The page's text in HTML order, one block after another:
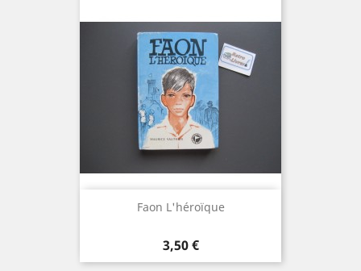
Faon L'héroïque
Prix
3,50 €